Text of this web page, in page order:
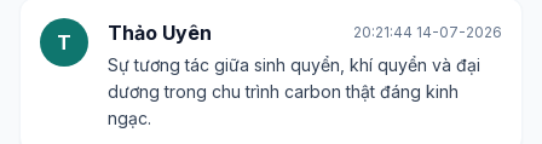
T Thảo Uyên 20:21:44 14-07-2026
Sự tương tác giữa sinh quyển, khí quyển và đại
dương trong chu trình carbon thật đáng kinh
ngạc.